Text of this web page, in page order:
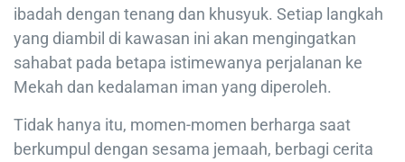
ibadah dengan tenang dan khusyuk. Setiap langkah
yang diambil di kawasan ini akan mengingatkan
sahabat pada betapa istimewanya perjalanan ke
Mekah dan kedalaman iman yang diperoleh.
Tidak hanya itu, momen-momen berharga saat
berkumpul dengan sesama jemaah, berbagi cerita